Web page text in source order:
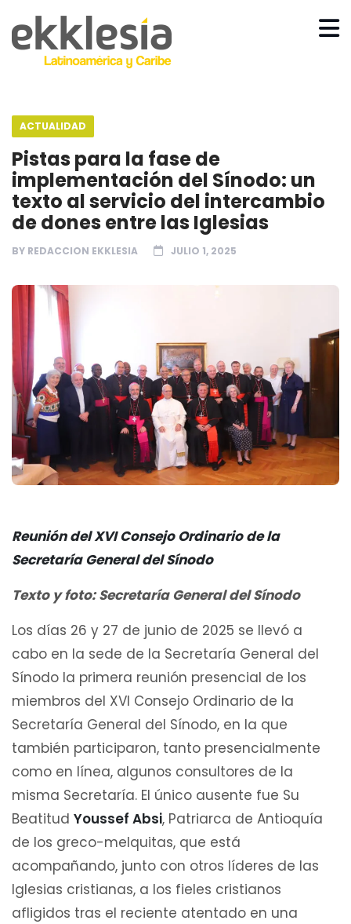
ACTUALIDAD
Pistas para la fase de
implementación del Sínodo: un
texto al servicio del intercambio
de dones entre las Iglesias
BY REDACCION EKKLESIA JULIO 1, 2025
Reunión del XVI Consejo Ordinario de la
Secretaría General del Sínodo
Texto y foto: Secretaría General del Sínodo
Los días 26 y 27 de junio de 2025 se llevó a
cabo en la sede de la Secretaría General del
Sínodo la primera reunión presencial de los
miembros del XVI Consejo Ordinario de la
Secretaría General del Sínodo, en la que
también participaron, tanto presencialmente
como en línea, algunos consultores de la
misma Secretaría. El único ausente fue Su
Beatitud Youssef Absi, Patriarca de Antioquía
de los greco-melquitas, que está
acompañando, junto con otros líderes de las
Iglesias cristianas, a los fieles cristianos
afligidos tras el reciente atentado en una